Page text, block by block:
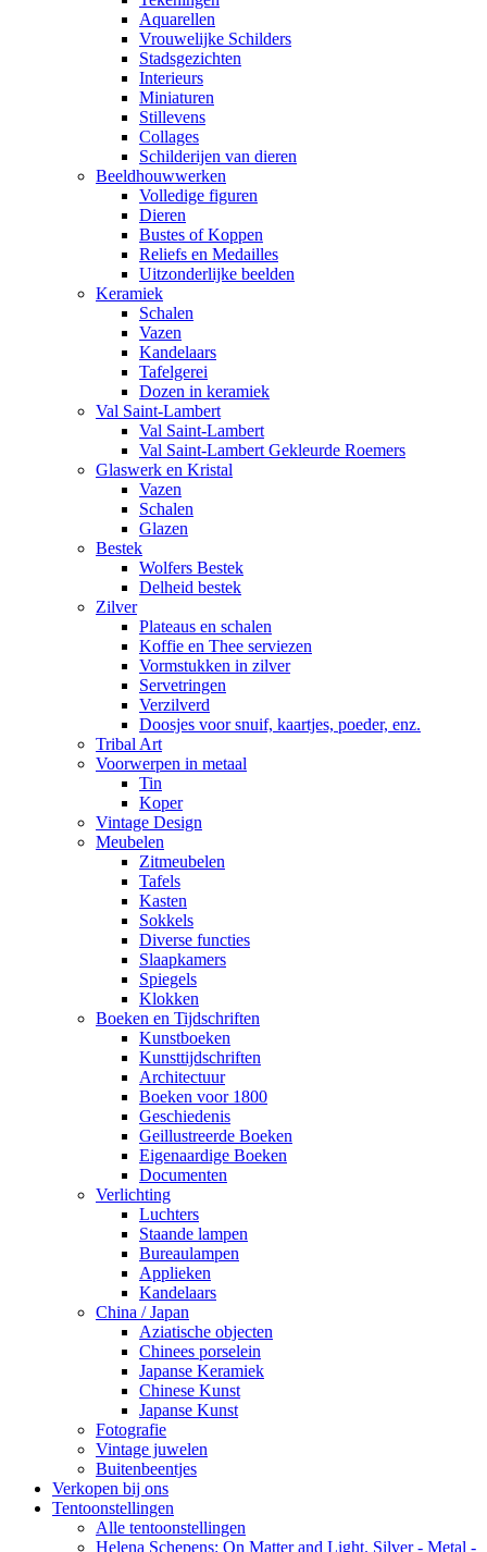
Aquarellen
Vrouwelijke Schilders
Stadsgezichten
Interieurs
Miniaturen
Stillevens
Collages
Schilderijen van dieren
Beeldhouwwerken
Volledige figuren
Dieren
Bustes of Koppen
Reliefs en Medailles
Uitzonderlijke beelden
Keramiek
Schalen
Vazen
Kandelaars
Tafelgerei
Dozen in keramiek
Val Saint-Lambert
Val Saint-Lambert
Val Saint-Lambert Gekleurde Roemers
Glaswerk en Kristal
Vazen
Schalen
Glazen
Bestek
Wolfers Bestek
Delheid bestek
Zilver
Plateaus en schalen
Koffie en Thee serviezen
Vormstukken in zilver
Servetringen
Verzilverd
Doosjes voor snuif, kaartjes, poeder, enz.
Tribal Art
Voorwerpen in metaal
Tin
Koper
Vintage Design
Meubelen
Zitmeubelen
Tafels
Kasten
Sokkels
Diverse functies
Slaapkamers
Spiegels
Klokken
Boeken en Tijdschriften
Kunstboeken
Kunsttijdschriften
Architectuur
Boeken voor 1800
Geschiedenis
Geillustreerde Boeken
Eigenaardige Boeken
Documenten
Verlichting
Luchters
Staande lampen
Bureaulampen
Applieken
Kandelaars
China / Japan
Aziatische objecten
Chinees porselein
Japanse Keramiek
Chinese Kunst
Japanse Kunst
Fotografie
Vintage juwelen
Buitenbeentjes
Verkopen bij ons
Tentoonstellingen
Alle tentoonstellingen
Helena Schepens: On Matter and Light. Silver - Metal -